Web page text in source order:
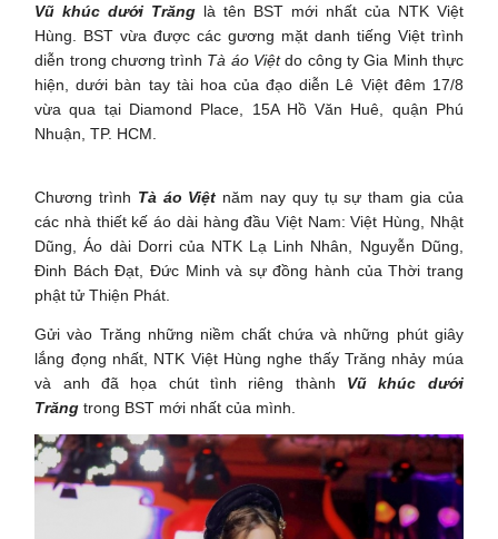
Vũ khúc dưới Trăng là tên BST mới nhất của NTK Việt
Hùng. BST vừa được các gương mặt danh tiếng Việt trình
diễn trong chương trình Tà áo Việtdo công ty Gia Minh thực
hiện, dưới bàn tay tài hoa của đạo diễn Lê Việt đêm 17/8
vừa qua tại Diamond Place, 15A Hồ Văn Huê, quận Phú
Nhuận, TP. HCM.
Chương trình Tà áo Việt năm nay quy tụ sự tham gia của
các nhà thiết kế áo dài hàng đầu Việt Nam: Việt Hùng, Nhật
Dũng, Áo dài Dorri của NTK Lạ Linh Nhân, Nguyễn Dũng,
Đinh Bách Đạt, Đức Minh và sự đồng hành của Thời trang
phật tử Thiện Phát.
Gửi vào Trăng những niềm chất chứa và những phút giây
lắng đọng nhất, NTK Việt Hùng nghe thấy Trăng nhảy múa
và anh đã họa chút tình riêng thành Vũ khúc dưới
Trăng trong BST mới nhất của mình.